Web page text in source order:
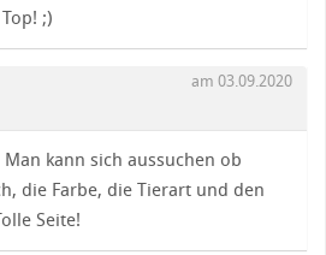
;)
am 03.09.2020
kann sich aussuchen ob
die Farbe, die Tierart und den
Seite!